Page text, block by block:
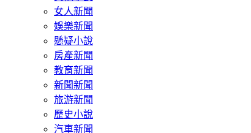
女人新聞
娛樂新聞
懸疑小說
房產新聞
教育新聞
新聞新聞
旅游新聞
歷史小說
汽車新聞